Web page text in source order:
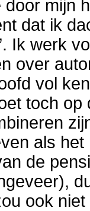
door mijn
dat ik
Ik werk
over
vol
toch op
als
de
ook